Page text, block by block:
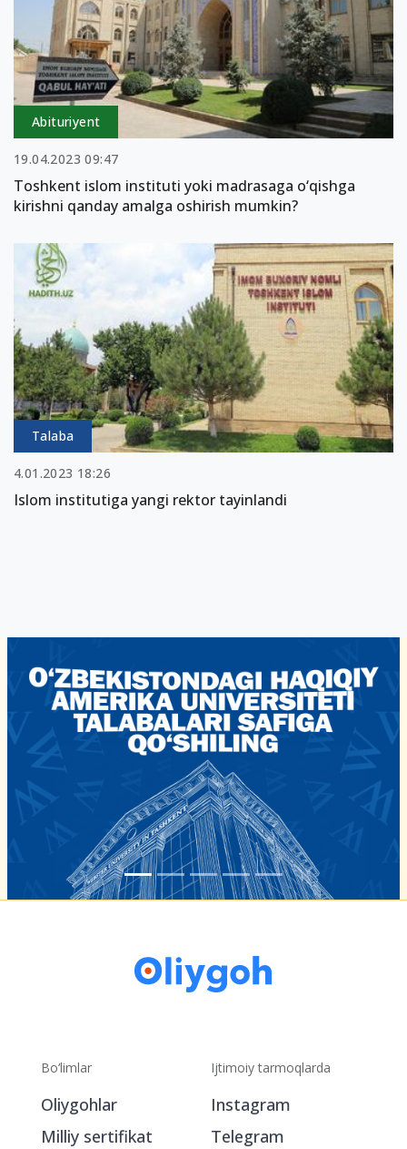
Abituriyent
19.04.2023 09:47
Toshkent islom instituti yoki madrasaga o‘qishga
kirishni qanday amalga oshirish mumkin?
Talaba
4.01.2023 18:26
Islom institutiga yangi rektor tayinlandi
Bo‘limlar
Oliygohlar
Milliy sertifikat
Ijtimoiy tarmoqlarda
Instagram
Telegram